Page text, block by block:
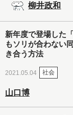
柳井政和
新年度で登場した
もソリが合わない
き合う方法
2021.05.04 社会
山口博